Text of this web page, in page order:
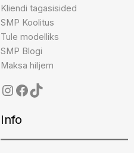
Kliendi tagasisided
SMP Koolitus
Tule modelliks
SMP Blogi
Maksa hiljem
Info